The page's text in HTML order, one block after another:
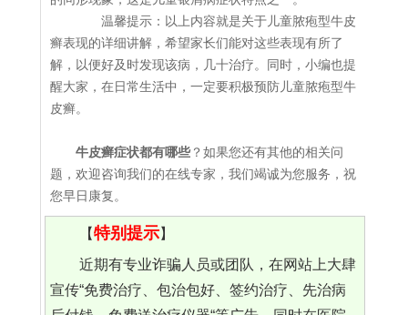
温馨提示：以上内容就是关于儿童脓疱型牛皮
癣表现的详细讲解，希望家长们能对这些表现有所了
解，以便好及时发现该病，几十治疗。同时，小编也提
醒大家，在日常生活中，一定要积极预防儿童脓疱型牛
皮癣。
牛皮癣症状都有哪些 ？如果您还有其他的相关问
题，欢迎咨询我们的在线专家，我们竭诚为您服务，祝
您早日康复。
【特别提示】
近期有专业诈骗人员或团队，在网站上大肆
宣传“免费治疗、包治包好、签约治疗、先治病